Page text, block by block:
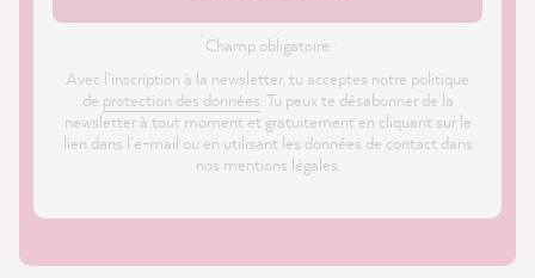
Champ obligatoire ·
Avec l'inscription à la newsletter, tu acceptes notre politique
de protection des données. Tu peux te désabonner de la
newsletter à tout moment et gratuitement en cliquant sur le
lien dans l'e-mail ou en utilisant les données de contact dans
nos mentions légales.